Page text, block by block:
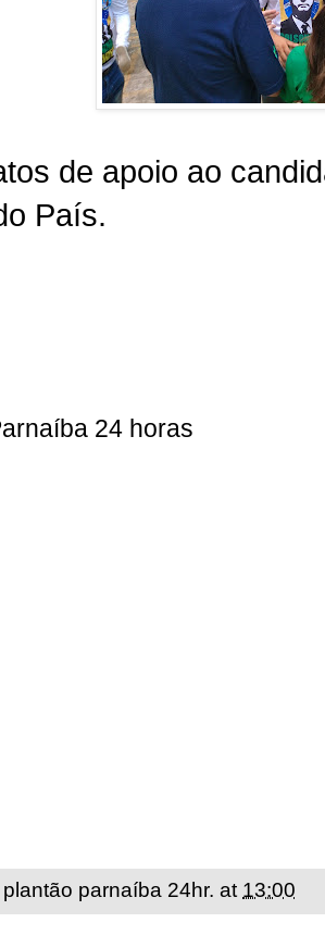
de apoio ao
País.
24 horas
plantão parnaíba 24hr. at 13:00